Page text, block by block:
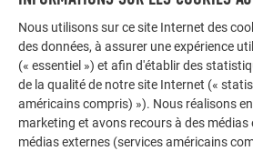
Nous utilisons sur ce site Internet des
des données, à assurer une expérience
(« essentiel ») et afin d'établir des
de la qualité de notre site Internet («
américains compris) »). Nous réalisons
marketing et avons recours à des
médias externes (services américains